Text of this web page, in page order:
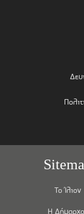
Το Ίλιον
Η